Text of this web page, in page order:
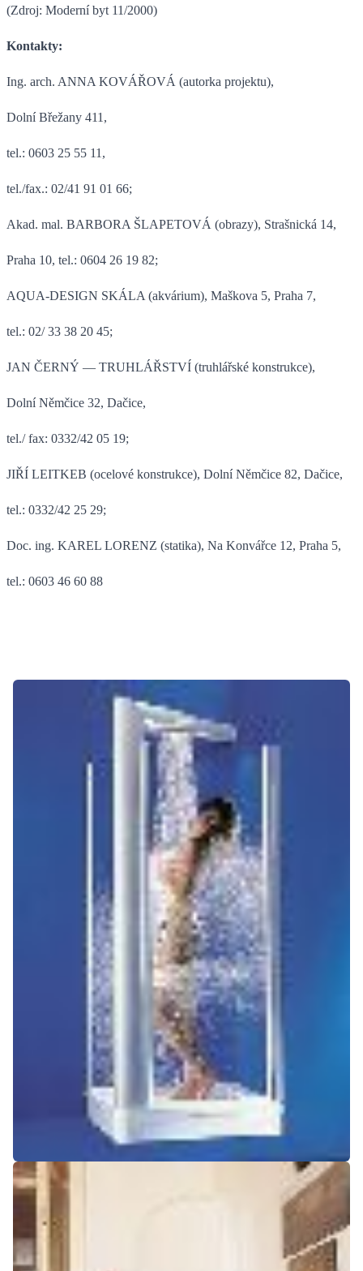
(Zdroj: Moderní byt 11/2000)
Kontakty:
Ing. arch. ANNA KOVÁŘOVÁ (autorka projektu),
Dolní Břežany 411,
tel.: 0603 25 55 11,
tel./fax.: 02/41 91 01 66;
Akad. mal. BARBORA ŠLAPETOVÁ (obrazy), Strašnická 14,
Praha 10, tel.: 0604 26 19 82;
AQUA-DESIGN SKÁLA (akvárium), Maškova 5, Praha 7,
tel.: 02/ 33 38 20 45;
JAN ČERNÝ — TRUHLÁŘSTVÍ (truhlářské konstrukce),
Dolní Němčice 32, Dačice,
tel./ fax: 0332/42 05 19;
JIŘÍ LEITKEB (ocelové konstrukce), Dolní Němčice 82, Dačice,
tel.: 0332/42 25 29;
Doc. ing. KAREL LORENZ (statika), Na Konvářce 12, Praha 5,
tel.: 0603 46 60 88